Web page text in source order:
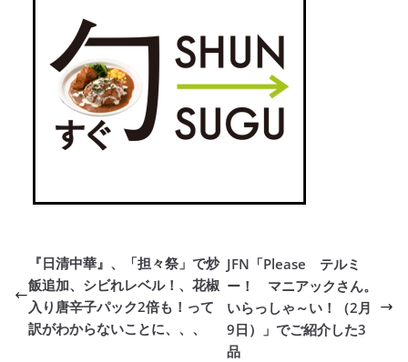
『日清中華』、「担々祭」で炒
飯追加、シビれレベル！、花椒
入り唐辛子パック2倍も！って
訳がわからないことに、、、
JFN「Please テルミ
ー！ マニアックさん。
いらっしゃ～い！（2月
9日）」でご紹介した3
品